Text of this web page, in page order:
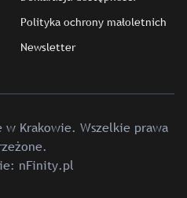
Polityka ochrony małoletnich
Newsletter
w Krakowie. Wszelkie prawa
nFinity.pl